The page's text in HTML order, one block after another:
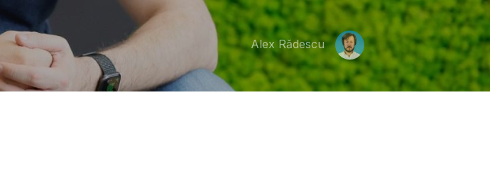
Alex Rădescu